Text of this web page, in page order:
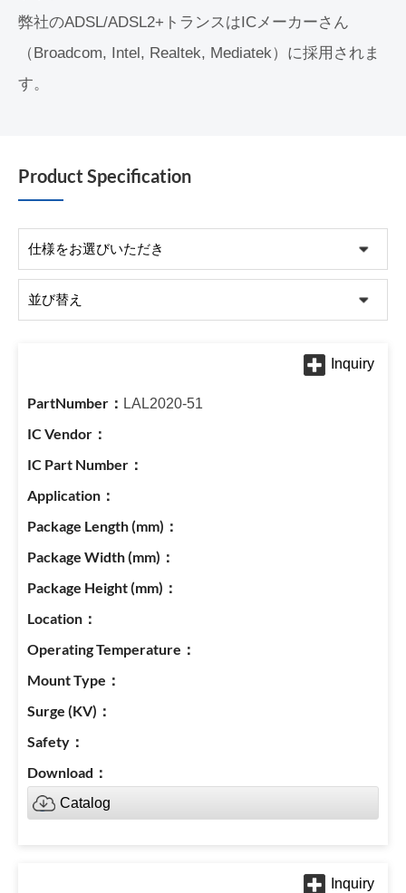
弊社のADSL/ADSL2+トランスはICメーカーさん
（Broadcom, Intel, Realtek, Mediatek）に採用されま
す。
Product Specification
LAL2020-51
Catalog